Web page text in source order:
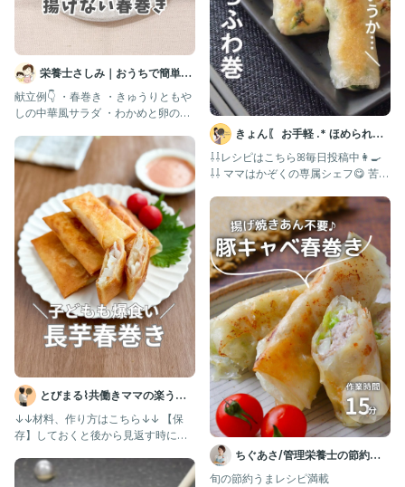
栄養士さしみ｜おうちで簡単給
食レシピ
献立例👇 ・春巻き ・きゅうりともや
しの中華風サラダ ・わかめと卵のス
とびまる⌇共働きママの楽うま
レシピ
↓↓材料、作り方はこちら↓↓ 【保
存】しておくと後から見返す時に便
きょん〖 お手軽 .* ほめられレ
シピ 〗
⇩⇩レシピはこちらꕤ毎日投稿中👩‍🍳
⇩⇩⁡ ママはかぞくの専属シェフ😋 苦手
ちぐあさ/管理栄養士の節約う
まレシピ
旬の節約うまレシピ満載